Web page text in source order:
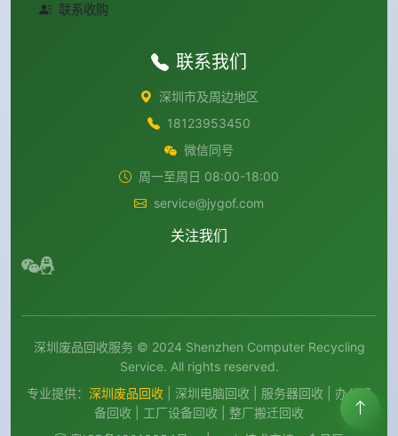
联系收购
联系我们
深圳市及周边地区
18123953450
微信同号
周一至周日 08:00-18:00
service@jygof.com
关注我们
深圳废品回收服务 © 2024 Shenzhen Computer Recycling
Service. All rights reserved.
专业提供： 深圳废品回收| 深圳电脑回收 | 服务器回收 | 办公设
备回收 | 工厂设备回收 | 整厂搬迁回收